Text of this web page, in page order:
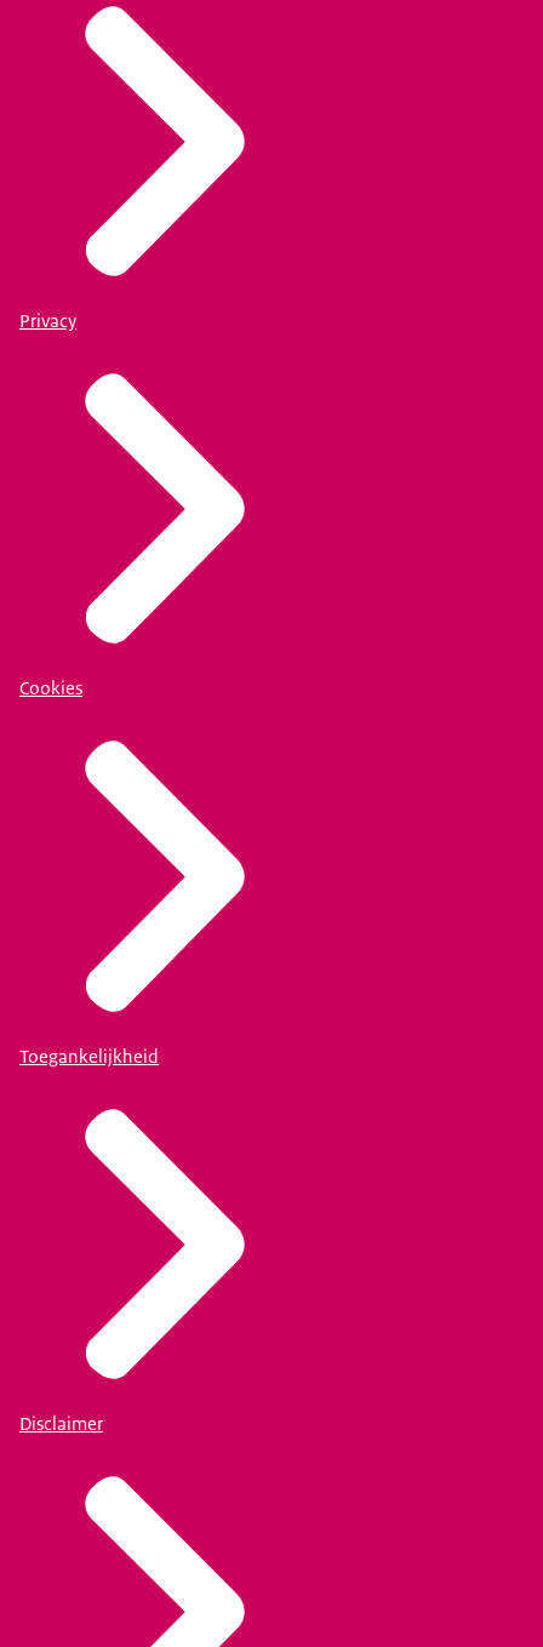
Privacy
Cookies
Toegankelijkheid
Disclaimer